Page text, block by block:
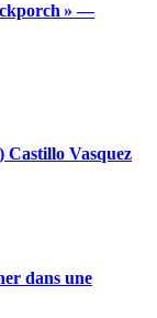
» —
Castillo Vasquez
dans une